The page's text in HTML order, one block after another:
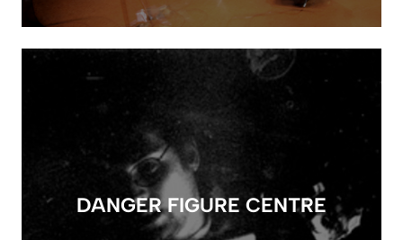
DANGER FIGURE CENTRE